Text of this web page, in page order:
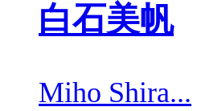
白石美帆
Miho Shira...